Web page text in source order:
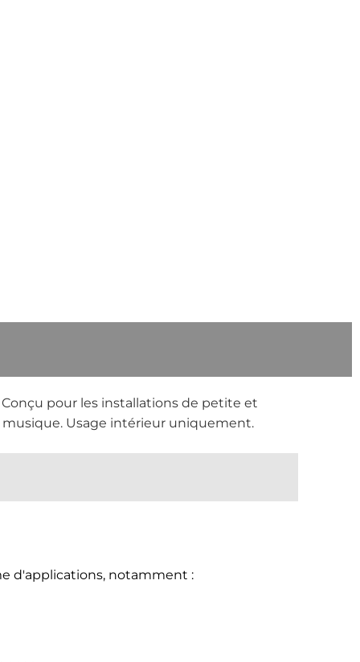
pour les installations de petite et
Usage intérieur uniquement.
d'applications, notamment :